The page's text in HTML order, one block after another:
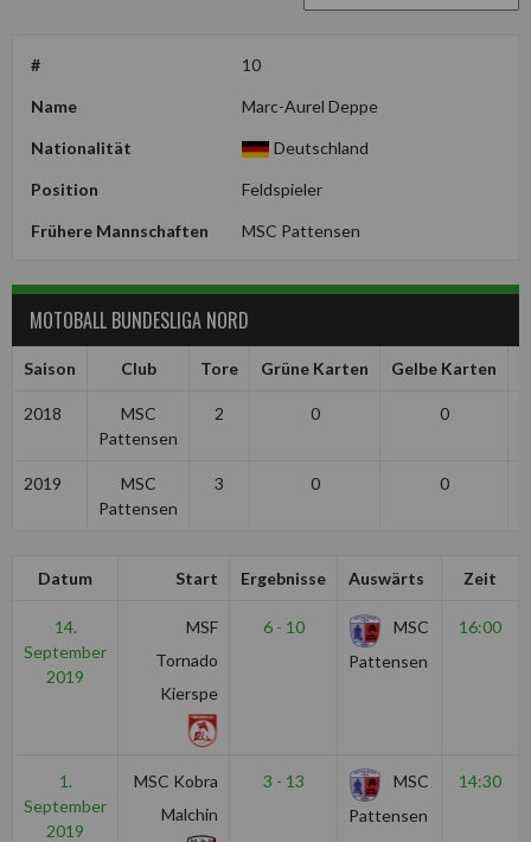
# 10
Name Marc-Aurel Deppe
Nationalität Deutschland
Position Feldspieler
Frühere Mannschaften MSC Pattensen
MOTOBALL BUNDESLIGA NORD
Saison Club Tore Grüne Karten Gelbe Karten
2018
MSC
Pattensen
2 0 0
2019
MSC
Pattensen
3 0 0
Datum Start Ergebnisse Auswärts Zeit
14.
September
2019
MSF
Tornado
Kierspe
6 - 10
MSC
Pattensen
16:00
1.
September
2019
MSC Kobra
Malchin
3 - 13
MSC
Pattensen
14:30